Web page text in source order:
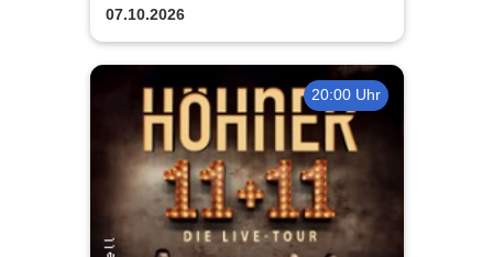
07.10.2026
20:00 Uhr